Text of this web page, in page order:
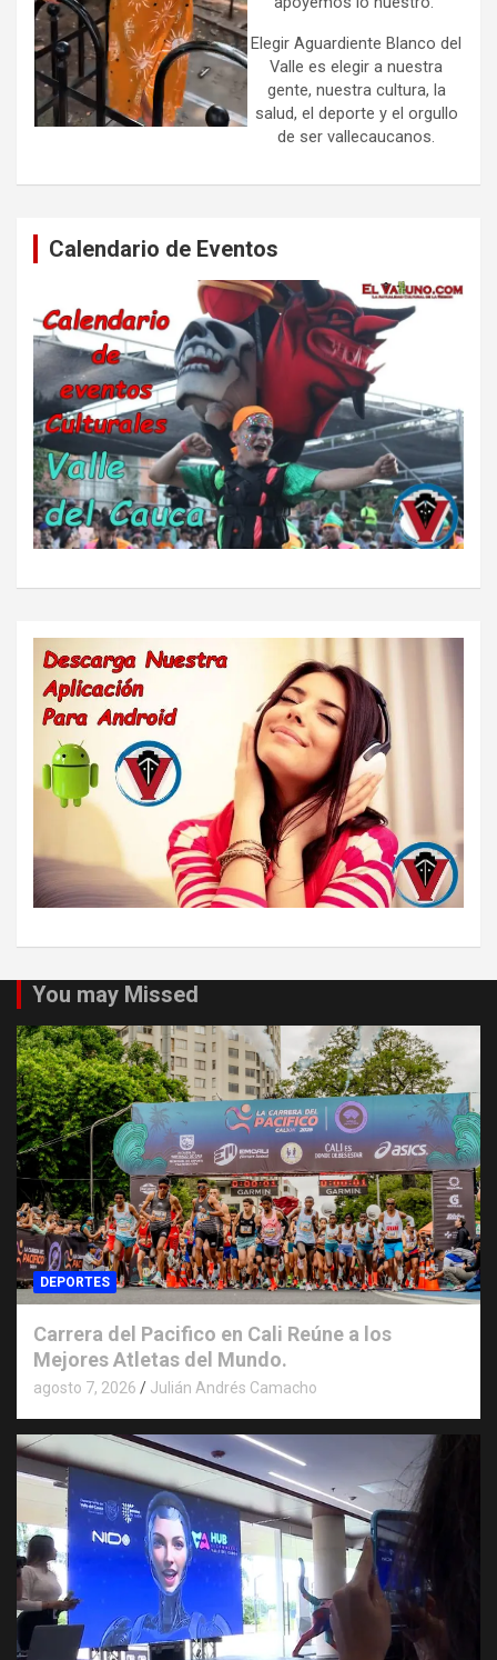
Elegir Aguardiente Blanco del
Valle es elegir a nuestra
gente, nuestra cultura, la
salud, el deporte y el orgullo
de ser vallecaucanos.
Calendario de Eventos
You may Missed
DEPORTES
Carrera del Pacifico en Cali Reúne a los
Mejores Atletas del Mundo.
agosto 7, 2026 Julián Andrés Camacho